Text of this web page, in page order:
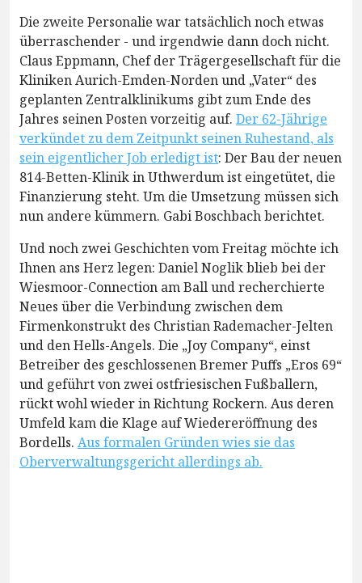
Die zweite Personalie war tatsächlich noch etwas
überraschender - und irgendwie dann doch nicht.
Claus Eppmann, Chef der Trägergesellschaft für die
Kliniken Aurich-Emden-Norden und „Vater“ des
geplanten Zentralklinikums gibt zum Ende des
Jahres seinen Posten vorzeitig auf. Der 62-Jährige
verkündet zu dem Zeitpunkt seinen Ruhestand, als
sein eigentlicher Job erledigt ist: Der Bau der neuen
814-Betten-Klinik in Uthwerdum ist eingetütet, die
Finanzierung steht. Um die Umsetzung müssen sich
nun andere kümmern. Gabi Boschbach berichtet.
Und noch zwei Geschichten vom Freitag möchte ich
Ihnen ans Herz legen: Daniel Noglik blieb bei der
Wiesmoor-Connection am Ball und recherchierte
Neues über die Verbindung zwischen dem
Firmenkonstrukt des Christian Rademacher-Jelten
und den Hells-Angels. Die „Joy Company“, einst
Betreiber des geschlossenen Bremer Puffs „Eros 69“
und geführt von zwei ostfriesischen Fußballern,
rückt wohl wieder in Richtung Rockern. Aus deren
Umfeld kam die Klage auf Wiedereröffnung des
Bordells. Aus formalen Gründen wies sie das
Oberverwaltungsgericht allerdings ab.